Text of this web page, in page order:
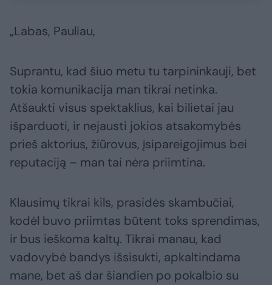
„Labas, Pauliau,
Suprantu, kad šiuo metu tu tarpininkauji, bet
tokia komunikacija man tikrai netinka.
Atšaukti visus spektaklius, kai bilietai jau
išparduoti, ir nejausti jokios atsakomybės
prieš aktorius, žiūrovus, įsipareigojimus bei
reputaciją – man tai nėra priimtina.
Klausimų tikrai kils, prasidės skambučiai,
kodėl buvo priimtas būtent toks sprendimas,
ir bus ieškoma kaltų. Tikrai manau, kad
vadovybė bandys išsisukti, apkaltindama
mane, bet aš dar šiandien po pokalbio su